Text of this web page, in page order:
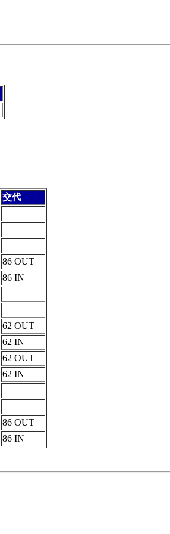
交代
86 OUT
86 IN
62 OUT
62 IN
62 OUT
62 IN
86 OUT
86 IN